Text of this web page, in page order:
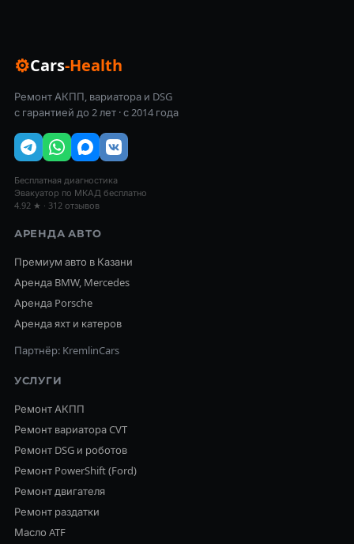
⚙Cars-Health
Ремонт АКПП, вариатора и DSG
с гарантией до 2 лет · с 2014 года
Бесплатная диагностика
Эвакуатор по МКАД бесплатно
4.92 ★ · 312 отзывов
АРЕНДА АВТО
Премиум авто в Казани
Аренда BMW, Mercedes
Аренда Porsche
Аренда яхт и катеров
Партнёр: KremlinCars
УСЛУГИ
Ремонт АКПП
Ремонт вариатора CVT
Ремонт DSG и роботов
Ремонт PowerShift (Ford)
Ремонт двигателя
Ремонт раздатки
Масло ATF